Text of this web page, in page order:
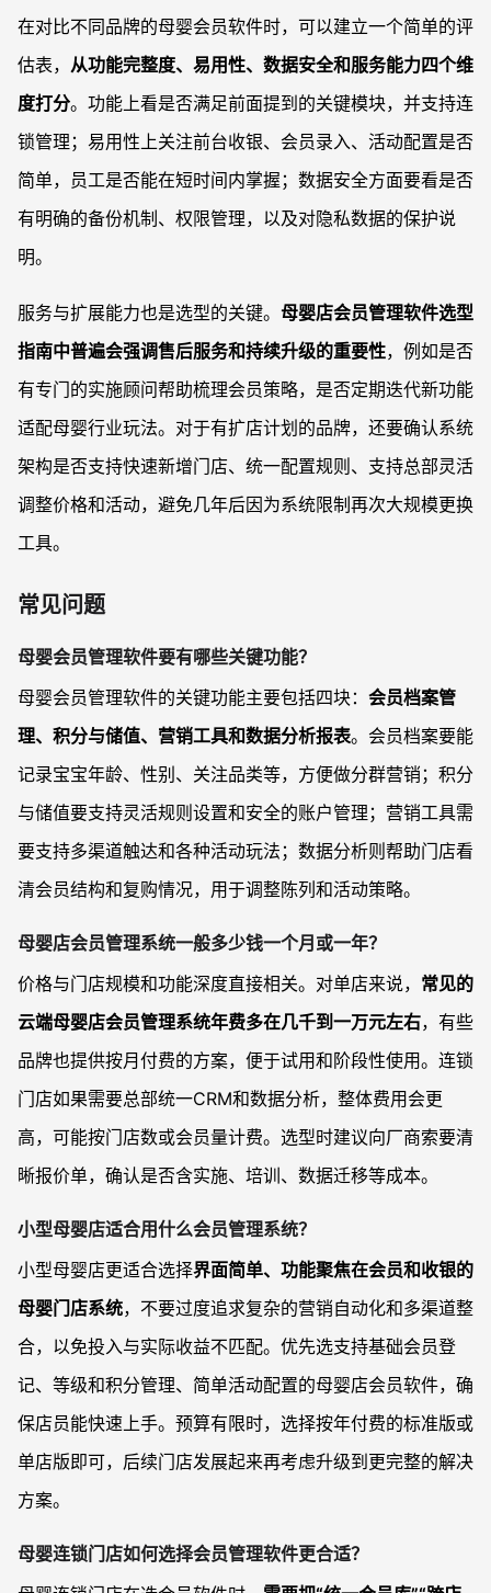
在对比不同品牌的母婴会员软件时，可以建立一个简单的评
估表， 从功能完整度、易用性、数据安全和服务能力四个维
度打分。功能上看是否满足前面提到的关键模块，并支持连
锁管理；易用性上关注前台收银、会员录入、活动配置是否
简单，员工是否能在短时间内掌握；数据安全方面要看是否
有明确的备份机制、权限管理，以及对隐私数据的保护说
明。
服务与扩展能力也是选型的关键。 母婴店会员管理软件选型
指南中普遍会强调售后服务和持续升级的重要性，例如是否
有专门的实施顾问帮助梳理会员策略，是否定期迭代新功能
适配母婴行业玩法。对于有扩店计划的品牌，还要确认系统
架构是否支持快速新增门店、统一配置规则、支持总部灵活
调整价格和活动，避免几年后因为系统限制再次大规模更换
工具。
常见问题
母婴会员管理软件要有哪些关键功能？
母婴会员管理软件的关键功能主要包括四块： 会员档案管
理、积分与储值、营销工具和数据分析报表。会员档案要能
记录宝宝年龄、性别、关注品类等，方便做分群营销；积分
与储值要支持灵活规则设置和安全的账户管理；营销工具需
要支持多渠道触达和各种活动玩法；数据分析则帮助门店看
清会员结构和复购情况，用于调整陈列和活动策略。
母婴店会员管理系统一般多少钱一个月或一年？
价格与门店规模和功能深度直接相关。对单店来说， 常见的
云端母婴店会员管理系统年费多在几千到一万元左右，有些
品牌也提供按月付费的方案，便于试用和阶段性使用。连锁
门店如果需要总部统一CRM和数据分析，整体费用会更
高，可能按门店数或会员量计费。选型时建议向厂商索要清
晰报价单，确认是否含实施、培训、数据迁移等成本。
小型母婴店适合用什么会员管理系统？
小型母婴店更适合选择界面简单、功能聚焦在会员和收银的
母婴门店系统，不要过度追求复杂的营销自动化和多渠道整
合，以免投入与实际收益不匹配。优先选支持基础会员登
记、等级和积分管理、简单活动配置的母婴店会员软件，确
保店员能快速上手。预算有限时，选择按年付费的标准版或
单店版即可，后续门店发展起来再考虑升级到更完整的解决
方案。
母婴连锁门店如何选择会员管理软件更合适？